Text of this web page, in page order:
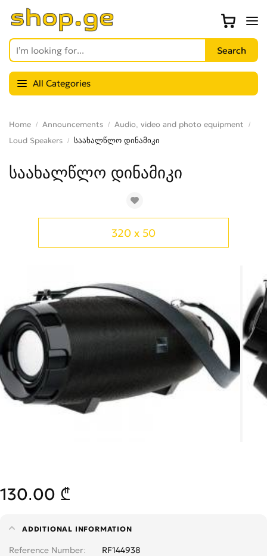
All Categories
Home Announcements
Audio, video and photo equipment
Loud Speakers
საახალწლო დინამიკი
საახალწლო დინამიკი
320 x 50
130.00 ₾
ADDITIONAL INFORMATION
Reference Number
RF144938